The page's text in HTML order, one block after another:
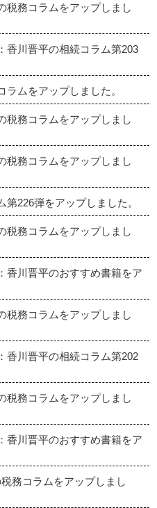
務コラムをアップしまし
川晋平の相続コラム第203
ムをアップしました。
務コラムをアップしまし
務コラムをアップしまし
226弾をアップしました。
務コラムをアップしまし
川晋平のおすすめ書籍をア
務コラムをアップしまし
川晋平の相続コラム第202
務コラムをアップしまし
川晋平のおすすめ書籍をア
務コラムをアップしまし